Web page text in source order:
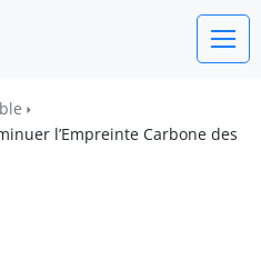
l’Empreinte Carbone des